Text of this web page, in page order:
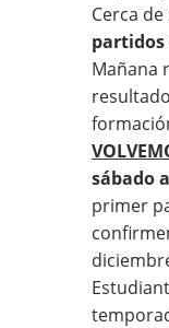
Cerca de
partidos
Mañana
sábado
primer